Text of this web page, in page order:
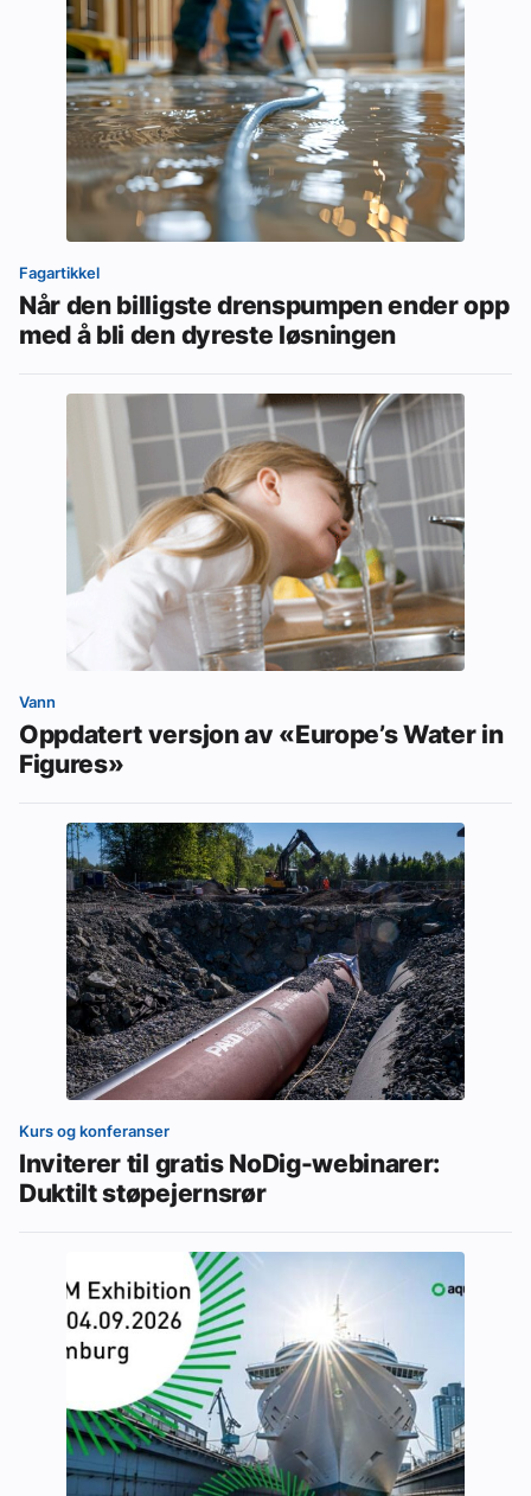
Fagartikkel
Når den billigste drenspumpen ender opp
med å bli den dyreste løsningen
Vann
Oppdatert versjon av «Europe’s Water in
Figures»
Kurs og konferanser
Inviterer til gratis NoDig-webinarer:
Duktilt støpejernsrør